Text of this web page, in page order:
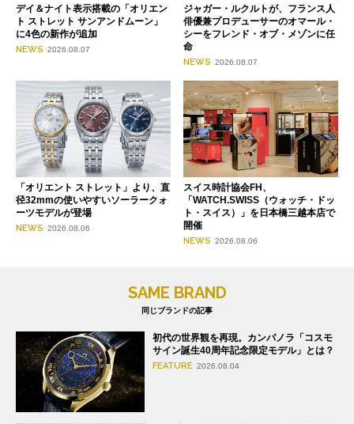
デイ＆ナイト表示搭載の「オリエン
ト ストレット サンアンドムーン」
に4色の新作が追加
NEWS 2026.08.07
ジャガー・ルクルトが、フランス人
俳優兼プロデューサーのオマール・
シーをフレンド・オブ・メゾンに任
命
NEWS 2026.08.07
「オリエント ストレット」より、直
径32mmの使いやすいソーラークォ
ーツモデルが登場
NEWS 2026.08.06
スイス時計協会FH、
「WATCH.SWISS（ウォッチ・ドッ
ト・スイス）」を日本橋三越本店で
開催
NEWS 2026.08.06
SAME BRAND
同じブランドの記事
初代の世界観を再現。カンパノラ「コスモ
サイン誕生40周年記念限定モデル」とは？
FEATURE 2026.08.04